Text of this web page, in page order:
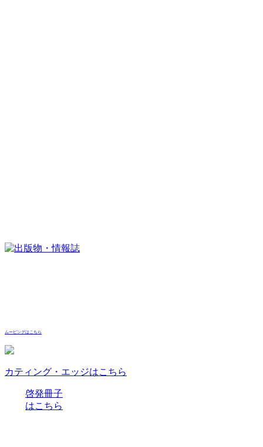
ムービングはこちら
カティング・エッジはこちら
啓発冊子
はこちら